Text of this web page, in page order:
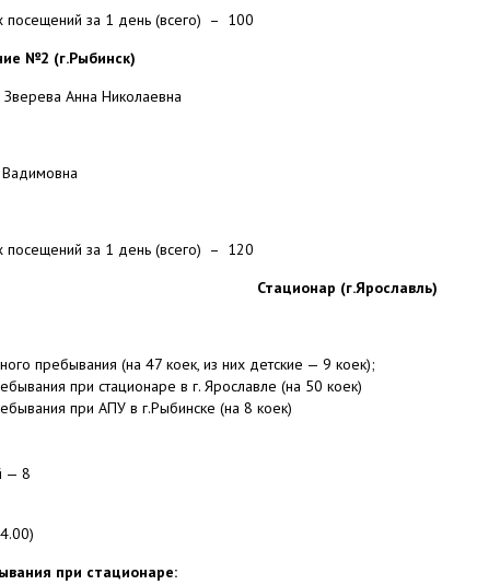
посещений за 1 день (всего) – 100
№2 (г.Рыбинск)
Зверева Анна Николаевна
посещений за 1 день (всего) – 120
Стационар (г.Ярославль)
пребывания (на 47 коек, из них детские — 9 коек);
при стационаре в г. Ярославле (на 50 коек)
при АПУ в г.Рыбинске (на 8 коек)
— 8
при стационаре: